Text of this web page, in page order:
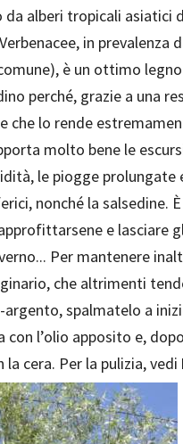
da alberi tropicali asiatici
in prevalenza
è un ottimo
perché, grazie a una
che lo rende
molto bene le
le piogge prolungate
nonché la salsedine.
e lasciare
Per mantenere
che altrimenti
spalmatelo a
con l’olio apposito e,
cera. Per la pulizia, vedi